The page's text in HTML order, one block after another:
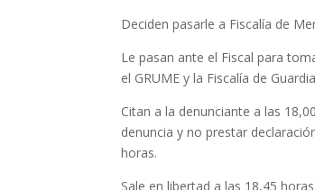
Deciden pasarle a Fiscalía de
Le pasan ante el Fiscal para
el GRUME y la Fiscalía de
Citan a la denunciante a las
denuncia y no prestar
horas.
Sale en libertad a las 18,45 horas